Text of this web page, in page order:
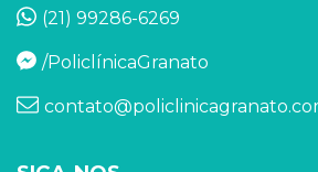
(21) 99286-6269
/PoliclínicaGranato